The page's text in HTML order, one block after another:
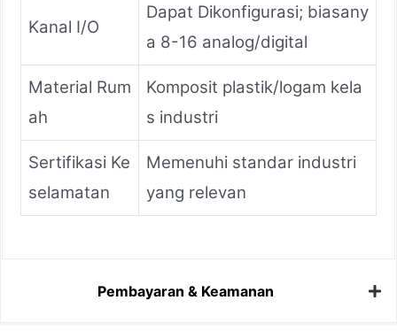
Kanal I/O
Dapat Dikonfigurasi; biasany
a 8-16 analog/digital
Material Rum
ah
Komposit plastik/logam kela
s industri
Sertifikasi Ke
selamatan
Memenuhi standar industri
yang relevan
Pembayaran & Keamanan